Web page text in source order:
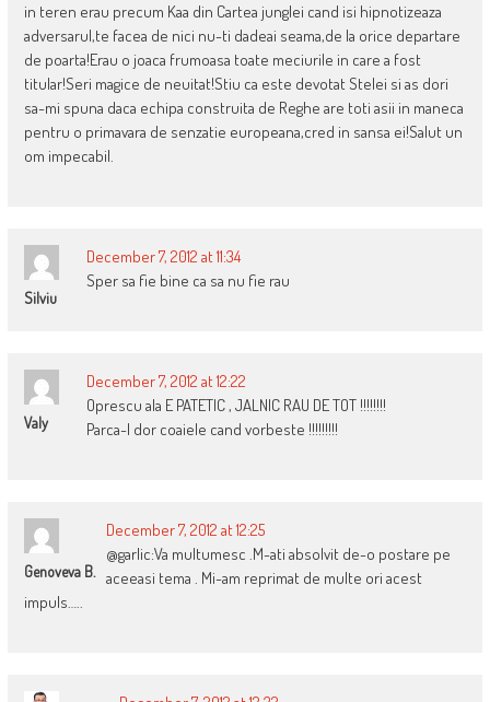
in teren erau precum Kaa din Cartea junglei cand isi hipnotizeaza
adversarul,te facea de nici nu-ti dadeai seama,de la orice departare
de poarta!Erau o joaca frumoasa toate meciurile in care a fost
titular!Seri magice de neuitat!Stiu ca este devotat Stelei si as dori
sa-mi spuna daca echipa construita de Reghe are toti asii in maneca
pentru o primavara de senzatie europeana,cred in sansa ei!Salut un
om impecabil.
Silviu
December 7, 2012 at 11:34
Sper sa fie bine ca sa nu fie rau
Valy
December 7, 2012 at 12:22
Oprescu ala E PATETIC , JALNIC RAU DE TOT !!!!!!!!
Parca-l dor coaiele cand vorbeste !!!!!!!!!
Genoveva B.
December 7, 2012 at 12:25
@garlic:Va multumesc .M-ati absolvit de-o postare pe
aceeasi tema . Mi-am reprimat de multe ori acest
impuls…..